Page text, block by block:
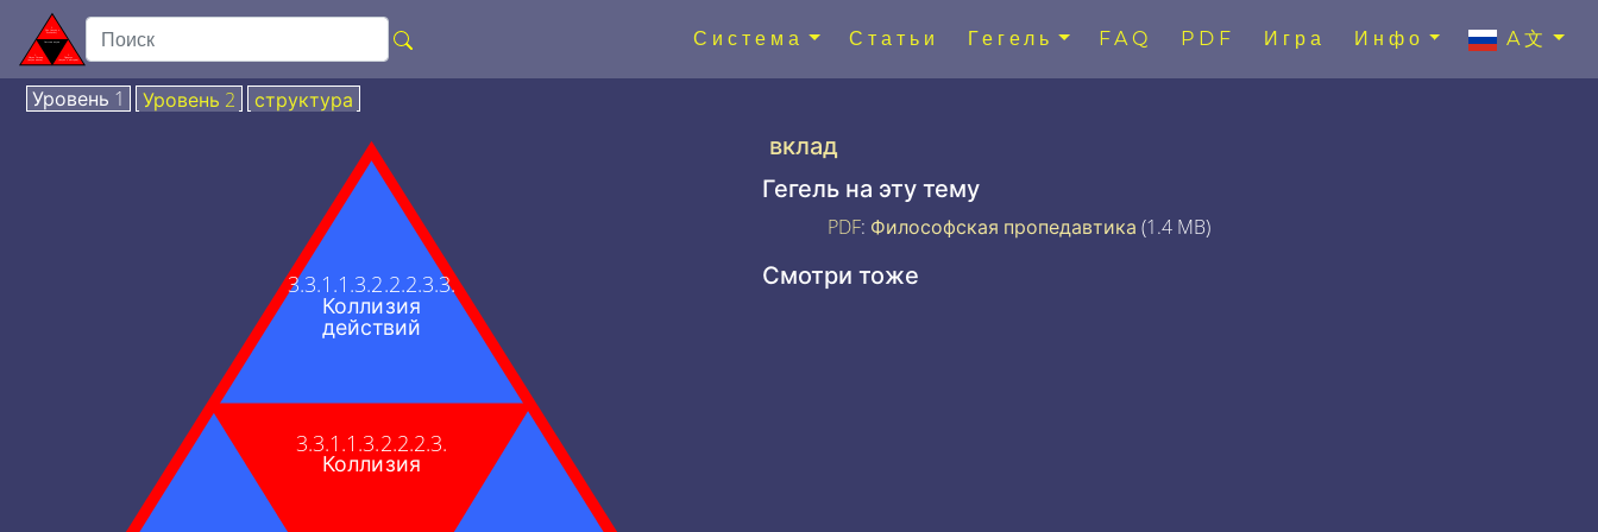
Система Статьи Гегель FAQ PDF Игра Инфо A文
Уровень 1 Уровень 2 структура
3.3.1.1.3.2.2.2.3.
Коллизия
3.3.1.1.3.2.2.2.3.3.
Коллизия
действий
вклад
Гегель на эту тему
PDF: Философская пропедавтика (1.4 MB)
Смотри тоже